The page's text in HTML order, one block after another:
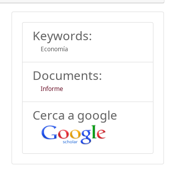
Keywords:
Economía
Documents:
Informe
Cerca a google